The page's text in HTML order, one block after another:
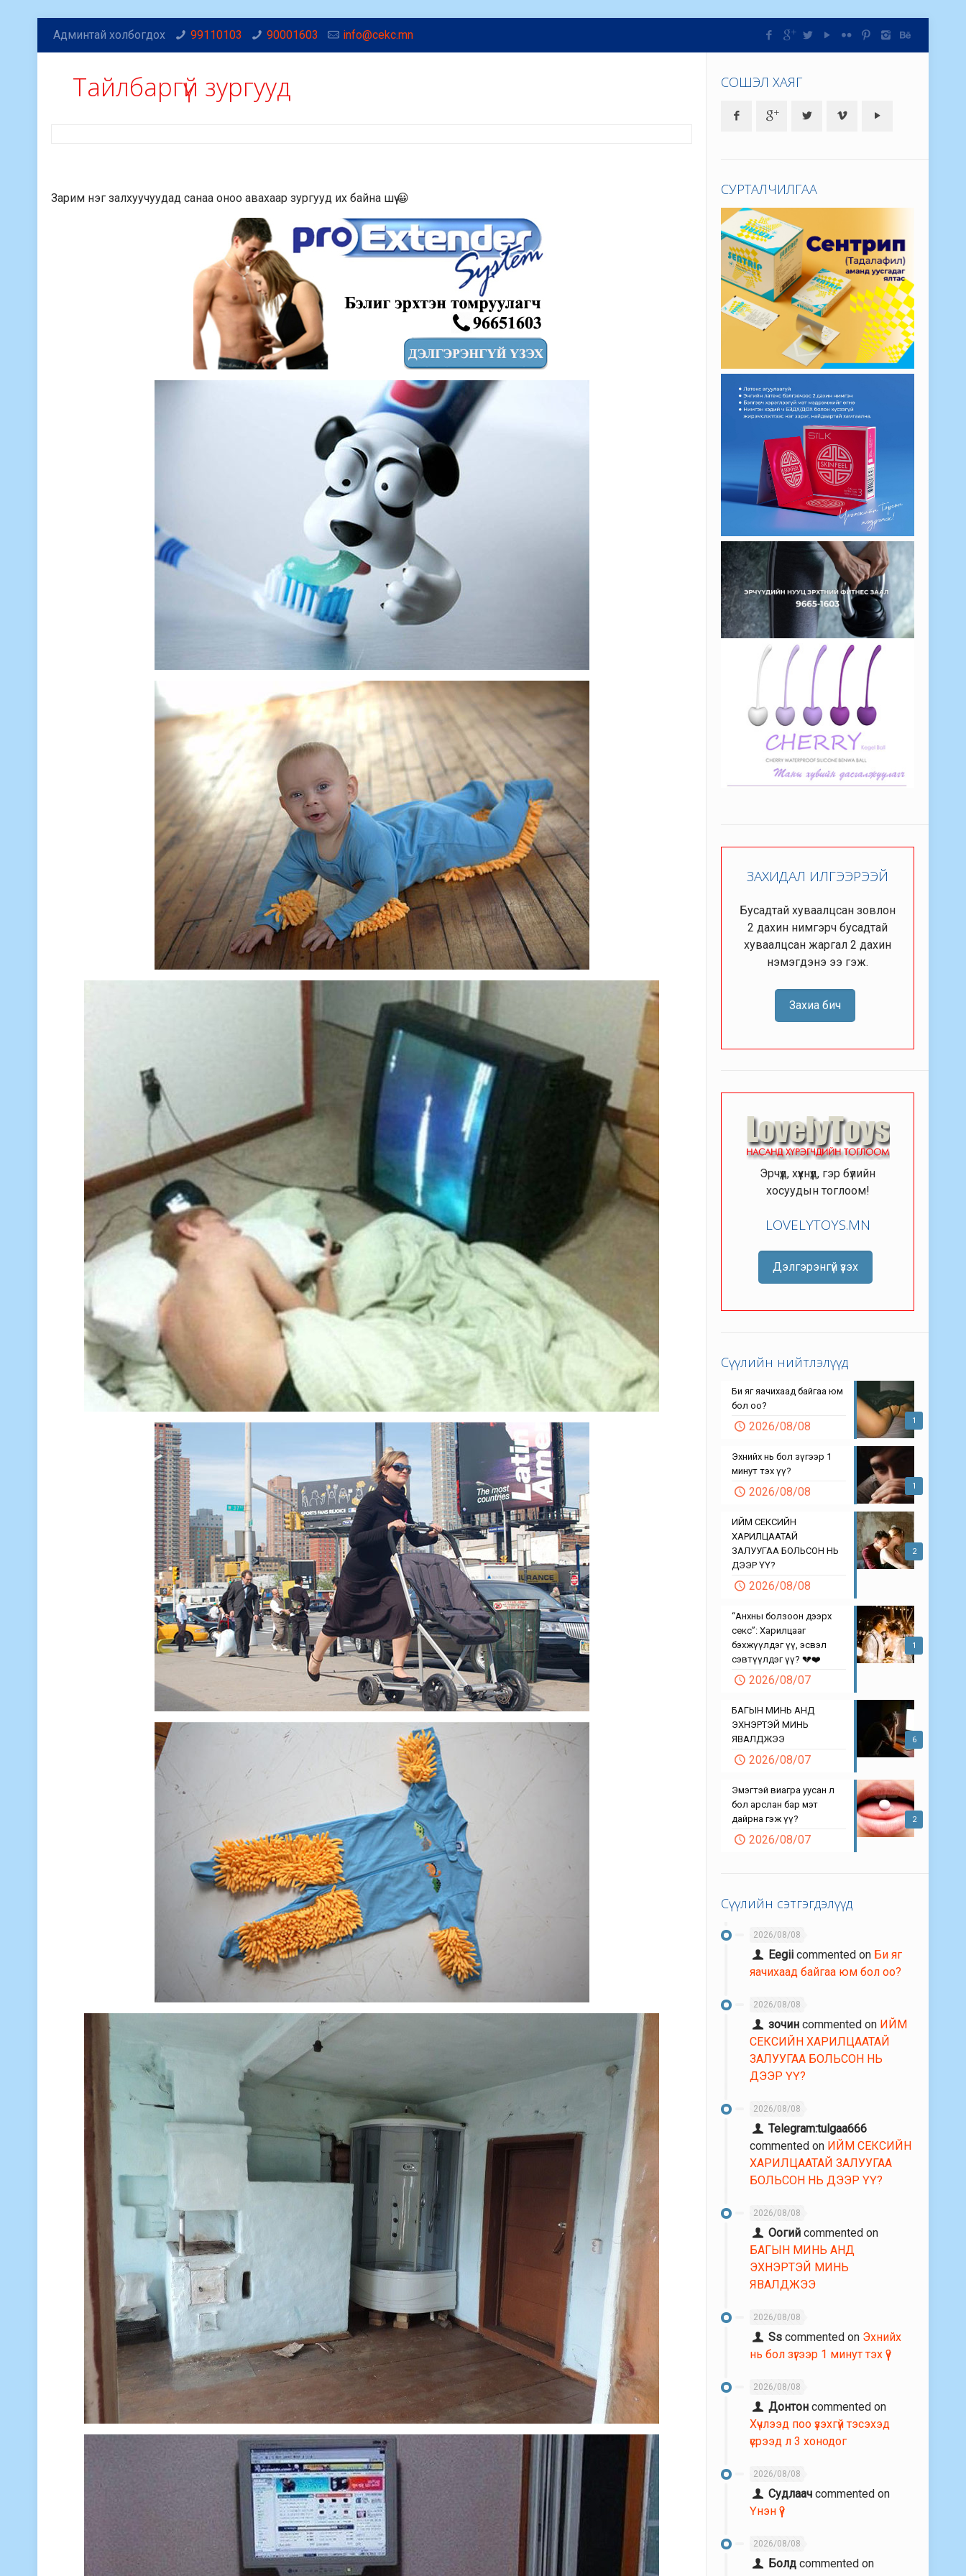
Админтай холбогдох 99110103 90001603 info@cekc.mn
Тайлбаргүй зургууд
Зарим нэг залхуучуудад санаа оноо авахаар зургууд их байна шүү 😀
СОШЭЛ ХАЯГ
СУРТАЛЧИЛГАА
ЗАХИДАЛ ИЛГЭЭРЭЭЙ
Бусадтай хуваалцсан зовлон
2 дахин нимгэрч бусадтай
хуваалцсан жаргал 2 дахин
нэмэгдэнэ ээ гэж.
Захиа бич
Эрчүүд, хүүхнүүд, гэр бүлийн
хосуудын тоглоом!
LOVELYTOYS.MN
Дэлгэрэнгүй үзэх
Сүүлийн нийтлэлүүд
1
Би яг яачихаад байгаа юм
бол оо?
2026/08/08
1
Эхнийх нь бол зүгээр 1
минут тэх үү?
2026/08/08
2
ИЙМ СЕКСИЙН
ХАРИЛЦААТАЙ
ЗАЛУУГАА БОЛЬСОН НЬ
ДЭЭР ҮҮ?
2026/08/08
1
“Анхны болзоон дээрх
секс”: Харилцааг
бэхжүүлдэг үү, эсвэл
сэвтүүлдэг үү? 💔❤️
2026/08/07
6
БАГЫН МИНЬ АНД
ЭХНЭРТЭЙ МИНЬ
ЯВАЛДЖЭЭ
2026/08/07
2
Эмэгтэй виагра уусан л
бол арслан бар мэт
дайрна гэж үү?
2026/08/07
Сүүлийн сэтгэгдэлүүд
2026/08/08
Eegii commented on Би яг
яачихаад байгаа юм бол оо?
2026/08/08
зочин commented on ИЙМ
СЕКСИЙН ХАРИЛЦААТАЙ
ЗАЛУУГАА БОЛЬСОН НЬ
ДЭЭР ҮҮ?
2026/08/08
Telegram:tulgaa666
commented on ИЙМ СЕКСИЙН
ХАРИЛЦААТАЙ ЗАЛУУГАА
БОЛЬСОН НЬ ДЭЭР ҮҮ?
2026/08/08
Оогий commented on
БАГЫН МИНЬ АНД
ЭХНЭРТЭЙ МИНЬ
ЯВАЛДЖЭЭ
2026/08/08
Ss commented on Эхнийх
нь бол зүгээр 1 минут тэх үү?
2026/08/08
Донтон commented on
Хүчлээд поо үзэхгүй тэсэхэд
үсрээд л 3 хонодог
2026/08/08
Судлаач commented on
Үнэн үү?
2026/08/08
Болд commented on